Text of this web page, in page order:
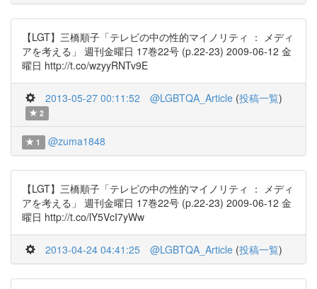
【LGT】三橋順子「テレビの中の性的マイノリティ ： メディ
アを考える」 週刊金曜日 17巻22号 (p.22-23) 2009-06-12 金
曜日 http://t.co/wzyyRNTv9E
2013-05-27 00:11:52 @LGBTQA_Article (投稿一覧)
2
1 @zuma1848
【LGT】三橋順子「テレビの中の性的マイノリティ ： メディ
アを考える」 週刊金曜日 17巻22号 (p.22-23) 2009-06-12 金
曜日 http://t.co/lY5VcI7yWw
2013-04-24 04:41:25 @LGBTQA_Article (投稿一覧)